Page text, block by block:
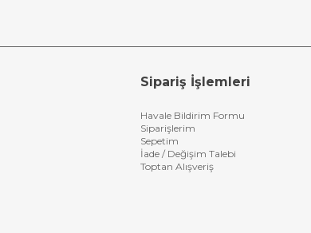
Sipariş İşlemleri
Havale Bildirim Formu
Siparişlerim
Sepetim
İade / Değişim Talebi
Toptan Alışveriş